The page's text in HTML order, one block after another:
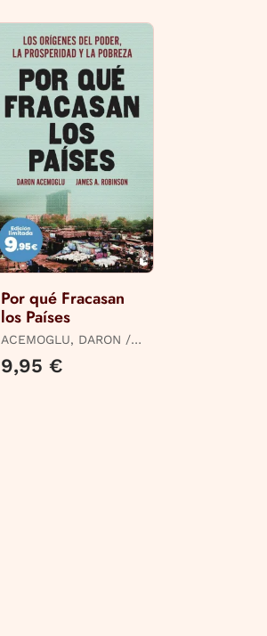
Por qué Fracasan
los Países
ACEMOGLU, DARON /
ROBINSON, JAMES A.
9,95 €